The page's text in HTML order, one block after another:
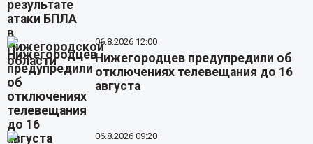
06.8.2026 12:00
Нижегородцев предупредили об
отключениях телевещания до 16
августа
06.8.2026 09:20